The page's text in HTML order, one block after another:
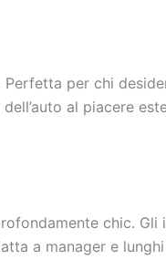
Perfetta per chi
al piacere
chic. Gli
a manager e lunghi